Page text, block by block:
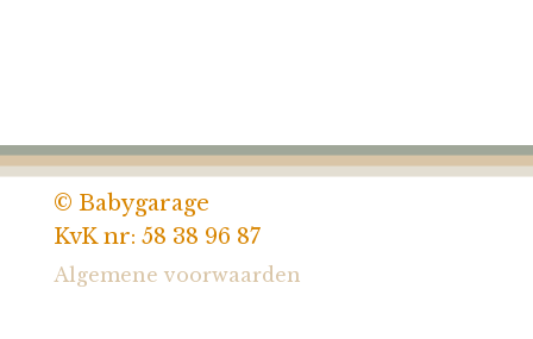
© Babygarage
KvK nr: 58 38 96 87
Algemene voorwaarden